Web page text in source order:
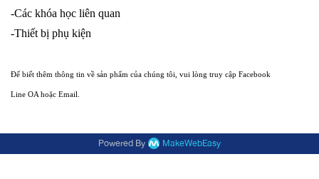
-Các khóa học liên quan
-Thiết bị phụ kiện
Để biết thêm thông tin về sản phẩm của chúng tôi, vui lòng truy cập Facebook
Line OA hoặc Email.
Powered By MakeWebEasy